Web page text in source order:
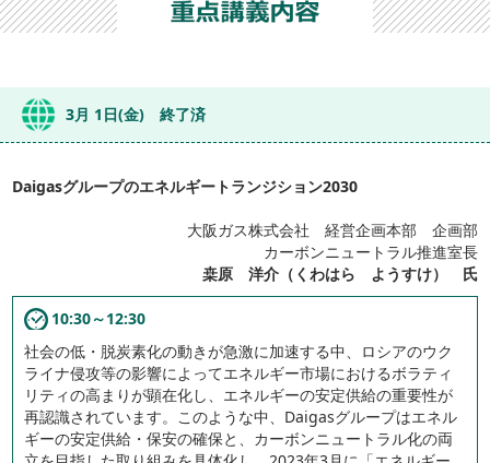
3月 1日(金) 終了済
Daigasグループのエネルギートランジション2030
大阪ガス株式会社 経営企画本部 企画部
カーボンニュートラル推進室長
桒原 洋介（くわはら ようすけ） 氏
10:30～12:30
社会の低・脱炭素化の動きが急激に加速する中、ロシアのウク
ライナ侵攻等の影響によってエネルギー市場におけるボラティ
リティの高まりが顕在化し、エネルギーの安定供給の重要性が
再認識されています。このような中、Daigasグループはエネル
ギーの安定供給・保安の確保と、カーボンニュートラル化の両